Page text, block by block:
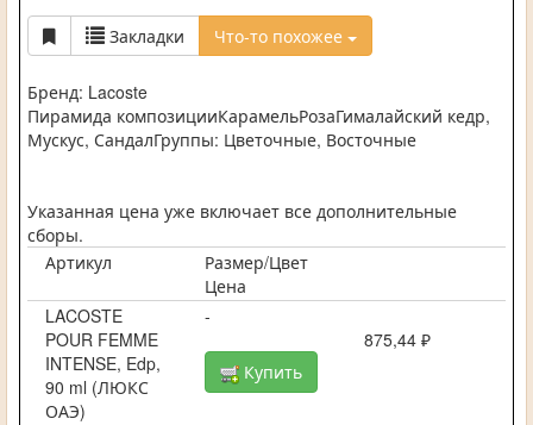
Закладки Что-то похожее
Бренд: Lacoste
Пирамида композицииКарамельРозаГималайский кедр,
Мускус, СандалГруппы: Цветочные, Восточные
Указанная цена уже включает все дополнительные
сборы.
Артикул
Размер/Цвет
Цена
LACOSTE
POUR FEMME
INTENSE, Edp,
90 ml (ЛЮКС
ОАЭ)
-
875,44 ₽
Купить